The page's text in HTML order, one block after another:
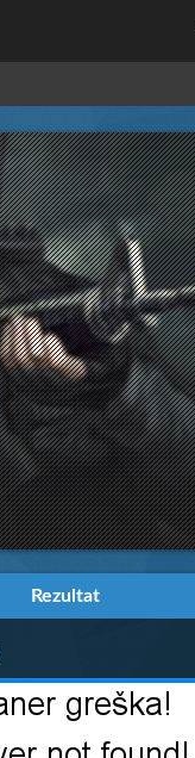
Rezultat